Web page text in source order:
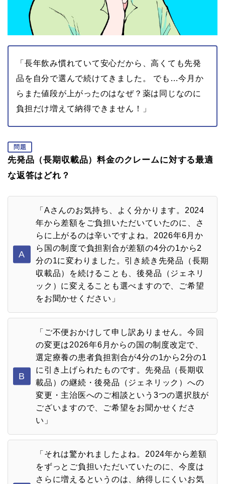
「長年飲み慣れていて安心だから、高くても先発
品を自分で選んで続けてきました。 でも…今月か
らまた値段が上がったのはなぜ？薬は同じなのに
負担だけ増えて納得できません！」
問題
先発品（長期収載品）料金のクレームに対する最適
な返答はどれ？
A
「Aさんのお気持ち、よく分かります。2024
年から差額をご負担いただいていたのに、さ
らに上がるのは辛いですよね。2026年6月か
ら国の制度で負担割合が差額の4分の1から2
分の1に変わりました。引き続き先発品（長期
収載品）を続けることも、後発品（ジェネリ
ック）に変えることも選べますので、ご希望
をお聞かせください」
B
「ご不便おかけして申し訳ありません。今回
の変更は2026年6月からの国の制度改定で、
選定療養の患者負担割合が4分の1から2分の1
に引き上げられたものです。先発品（長期収
載品）の継続・後発品（ジェネリック）への
変更・主治医へのご相談という3つの選択肢が
ございますので、ご希望をお聞かせくださ
い」
「それは驚かれましたよね。2024年から差額
をずっとご負担いただいていたのに、今度は
さらに増えるというのは、納得しにくいお気